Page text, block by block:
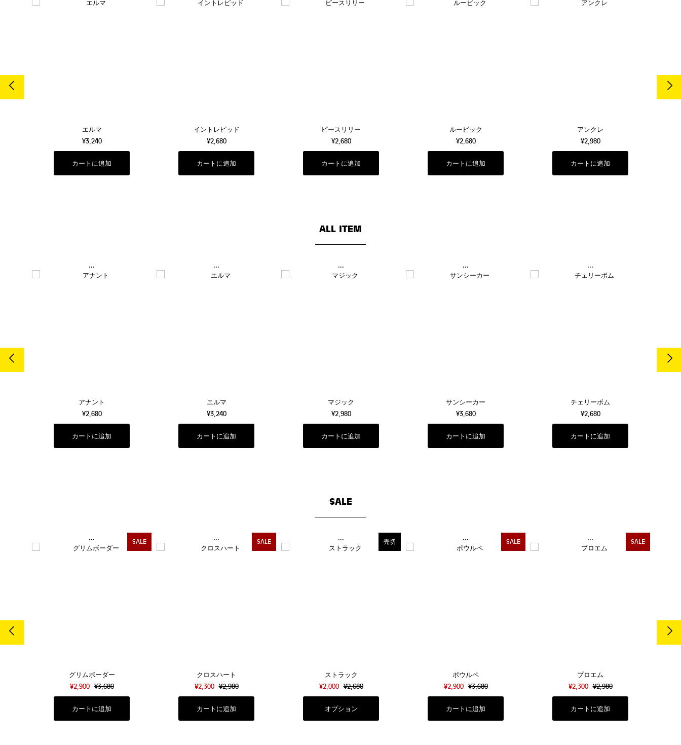
エルマ
¥3,240
イントレピッド
¥2,680
ピースリリー
¥2,680
ルービック
¥2,680
アンクレ
¥2,980
ALL ITEM
...
アナント
¥2,680
...
エルマ
¥3,240
...
マジック
¥2,980
...
サンシーカー
¥3,680
...
チェリーボム
¥2,680
SALE
SALE
...
グリムボーダー
¥2,900 ¥3,680
SALE
...
クロスハート
¥2,300 ¥2,980
売切
...
ストラック
¥2,000 ¥2,680
オプション
SALE
...
ポウルペ
¥2,900 ¥3,680
SALE
...
プロエム
¥2,300 ¥2,980